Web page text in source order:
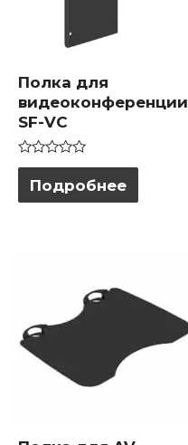
Полка для
видеоконференции
SF-VC
Оценка
5
Подробнее